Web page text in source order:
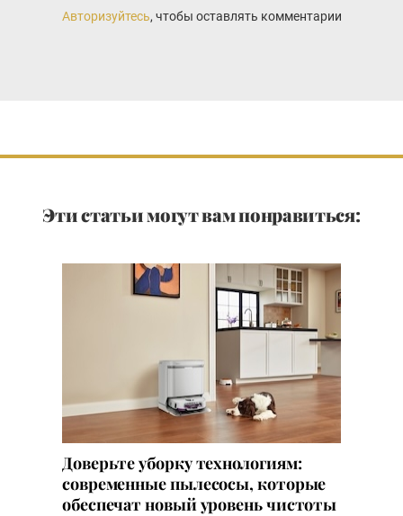
Авторизуйтесь, чтобы оставлять комментарии
Эти статьи могут вам понравиться:
Доверьте уборку технологиям:
современные пылесосы, которые
обеспечат новый уровень чистоты